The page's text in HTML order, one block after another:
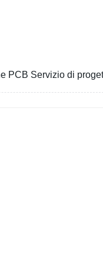
PCB Servizio di